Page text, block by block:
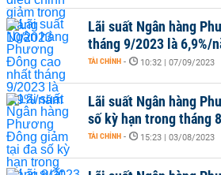
Lãi suất Ngân hàng
tháng 9/2023 là 6,9%/
TÀI CHÍNH - 10:32 | 07/09/2023
Lãi suất Ngân hàng
số kỳ hạn trong tháng
TÀI CHÍNH - 15:23 | 03/08/2023